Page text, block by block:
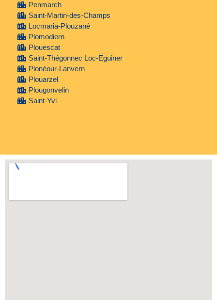
Penmarch
Saint-Martin-des-Champs
Locmaria-Plouzané
Plomodiern
Plouescat
Saint-Thégonnec Loc-Eguiner
Plonéour-Lanvern
Plouarzel
Plougonvelin
Saint-Yvi